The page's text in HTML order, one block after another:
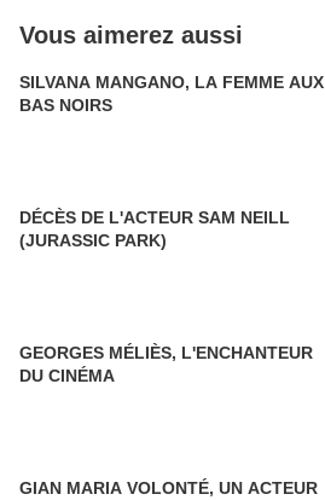
Vous aimerez aussi
SILVANA MANGANO, LA FEMME AUX
BAS NOIRS
DÉCÈS DE L'ACTEUR SAM NEILL
(JURASSIC PARK)
GEORGES MÉLIÈS, L'ENCHANTEUR
DU CINÉMA
GIAN MARIA VOLONTÉ, UN ACTEUR